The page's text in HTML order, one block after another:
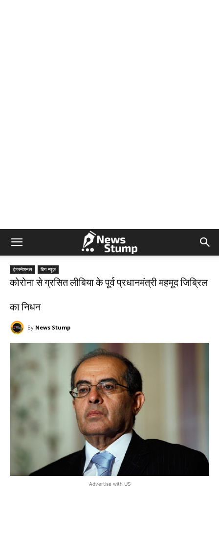
इंटरनेशनल बिग न्यूज़
कोरोना से ग्रसित लीबिया के पूर्व प्रधानमंत्री महमूद जिब्रिल
का निधन
By News Stump
-Advertise with US-